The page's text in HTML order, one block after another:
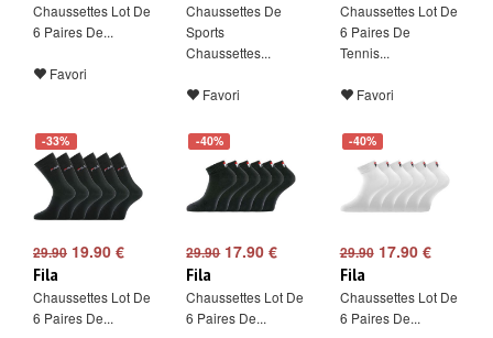
Chaussettes Lot De
6 Paires De...
Favori
Chaussettes De
Sports
Chaussettes...
Favori
Chaussettes Lot De
6 Paires De
Tennis...
Favori
-33%
29.90 19.90 €
Fila
Chaussettes Lot De
6 Paires De...
-40%
29.9017.90 €
Fila
Chaussettes Lot De
6 Paires De...
-40%
29.9017.90 €
Fila
Chaussettes Lot De
6 Paires De...